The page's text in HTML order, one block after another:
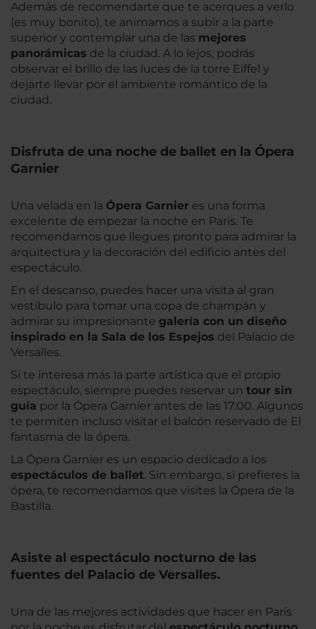
Además de recomendarte que te acerques a verlo
(es muy bonito), te animamos a subir a la parte
superior y contemplar una de las mejores
panorámicas de la ciudad. A lo lejos, podrás
observar el brillo de las luces de la torre Eiffel y
dejarte llevar por el ambiente romántico de la
ciudad.
Disfruta de una noche de ballet en la Ópera
Garnier
Una velada en la Ópera Garnier es una forma
excelente de empezar la noche en París. Te
recomendamos que llegues pronto para admirar la
arquitectura y la decoración del edificio antes del
espectáculo.
En el descanso, puedes hacer una visita al gran
vestíbulo para tomar una copa de champán y
admirar su impresionante galería con un diseño
inspirado en la Sala de los Espejos del Palacio de
Versalles.
Si te interesa más la parte artística que el propio
espectáculo, siempre puedes reservar un tour sin
guía por la Ópera Garnier antes de las 17:00. Algunos
te permiten incluso visitar el balcón reservado de El
fantasma de la ópera.
La Ópera Garnier es un espacio dedicado a los
espectáculos de ballet. Sin embargo, si prefieres la
ópera, te recomendamos que visites la Ópera de la
Bastilla.
Asiste al espectáculo nocturno de las
fuentes del Palacio de Versalles.
Una de las mejores actividades que hacer en París